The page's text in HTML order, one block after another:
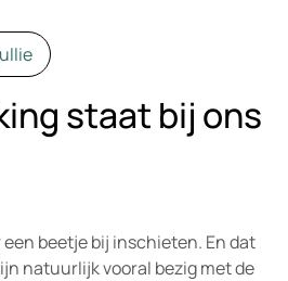
staat bij ons
beetje bij inschieten. En dat
natuurlijk vooral bezig met de